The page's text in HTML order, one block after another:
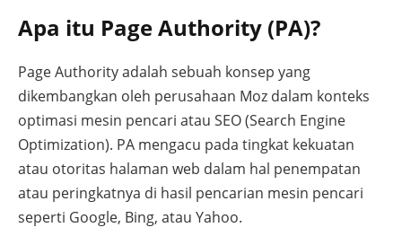
Apa itu Page Authority (PA)?
Page Authority adalah sebuah konsep yang
dikembangkan oleh perusahaan Moz dalam konteks
optimasi mesin pencari atau SEO (Search Engine
Optimization). PA mengacu pada tingkat kekuatan
atau otoritas halaman web dalam hal penempatan
atau peringkatnya di hasil pencarian mesin pencari
seperti Google, Bing, atau Yahoo.